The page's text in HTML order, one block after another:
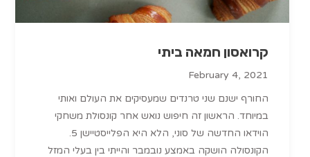
קרואסון חמאה ביתי
February 4, 2021
החורף ישנם שני טרנדים שמעסיקים את העולם ואותי
במיוחד. הראשון זה חיפוש נואש אחר קונסולת משחקי
הוידאו החדשה של סוני, הלא היא הפלייסטיישן 5.
הקונסולה הושקה באמצע נובמבר והייתי בין בעלי המזל